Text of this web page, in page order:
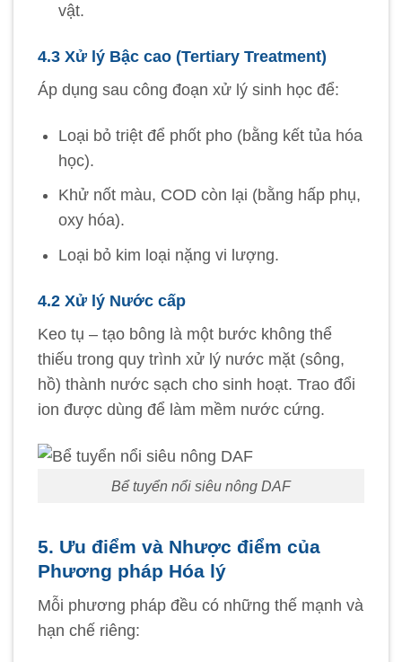
vật.
4.3 Xử lý Bậc cao (Tertiary Treatment)
Áp dụng sau công đoạn xử lý sinh học để:
Loại bỏ triệt để phốt pho (bằng kết tủa hóa
học).
Khử nốt màu, COD còn lại (bằng hấp phụ,
oxy hóa).
Loại bỏ kim loại nặng vi lượng.
4.2 Xử lý Nước cấp
Keo tụ – tạo bông là một bước không thể
thiếu trong quy trình xử lý nước mặt (sông,
hồ) thành nước sạch cho sinh hoạt. Trao đổi
ion được dùng để làm mềm nước cứng.
Bể tuyển nổi siêu nông DAF
5. Ưu điểm và Nhược điểm của
Phương pháp Hóa lý
Mỗi phương pháp đều có những thế mạnh và
hạn chế riêng: